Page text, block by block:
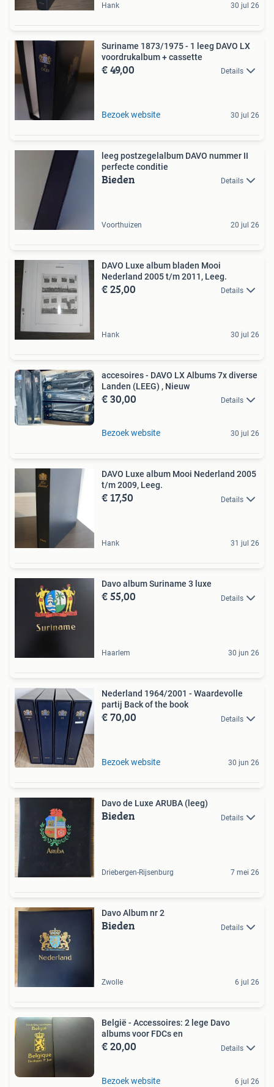
Hank 30 jul 26
Suriname 1873/1975 - 1 leeg DAVO LX
voordrukalbum + cassette
€ 49,00 Details
Bezoek website 30 jul 26
leeg postzegelalbum DAVO nummer II
perfecte conditie
Bieden Details
Voorthuizen 20 jul 26
DAVO Luxe album bladen Mooi
Nederland 2005 t/m 2011, Leeg.
€ 25,00 Details
Hank 30 jul 26
accesoires - DAVO LX Albums 7x diverse
Landen (LEEG) , Nieuw
€ 30,00 Details
Bezoek website 30 jul 26
DAVO Luxe album Mooi Nederland 2005
t/m 2009, Leeg.
€ 17,50 Details
Hank 31 jul 26
Davo album Suriname 3 luxe
€ 55,00 Details
Haarlem 30 jun 26
Nederland 1964/2001 - Waardevolle
partij Back of the book
€ 70,00 Details
Bezoek website 30 jun 26
Davo de Luxe ARUBA (leeg)
Bieden Details
Driebergen-Rijsenburg 7 mei 26
Davo Album nr 2
Bieden Details
Zwolle 6 jul 26
België - Accessoires: 2 lege Davo
albums voor FDCs en
€ 20,00 Details
Bezoek website 6 jul 26